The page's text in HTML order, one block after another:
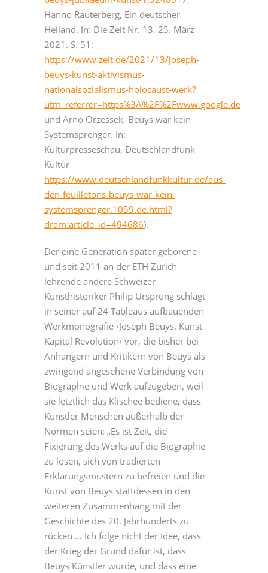
Hanno Rauterberg, Ein deutscher
Heiland. In: Die Zeit Nr. 13, 25. März
2021. S. 51:
https://www.zeit.de/2021/13/joseph-
beuys-kunst-aktivismus-
nationalsozialismus-holocaust-werk?
utm_referrer=https%3A%2F%2Fwww.google.de
und Arno Orzessek, Beuys war kein
Systemsprenger. In:
Kulturpresseschau, Deutschlandfunk
Kultur
https://www.deutschlandfunkkultur.de/aus-
den-feuilletons-beuys-war-kein-
systemsprenger.1059.de.html?
dram:article_id=494686).
Der eine Generation später geborene
und seit 2011 an der ETH Zürich
lehrende andere Schweizer
Kunsthistoriker Philip Ursprung schlägt
in seiner auf 24 Tableaus aufbauenden
Werkmonografie ›Joseph Beuys. Kunst
Kapital Revolution‹ vor, die bisher bei
Anhängern und Kritikern von Beuys als
zwingend angesehene Verbindung von
Biographie und Werk aufzugeben, weil
sie letztlich das Klischee bediene, dass
Künstler Menschen außerhalb der
Normen seien: „Es ist Zeit, die
Fixierung des Werks auf die Biographie
zu lösen, sich von tradierten
Erklärungsmustern zu befreien und die
Kunst von Beuys stattdessen in den
weiteren Zusammenhang mit der
Geschichte des 20. Jahrhunderts zu
rücken … Ich folge nicht der Idee, dass
der Krieg der Grund dafür ist, dass
Beuys Künstler wurde, und dass eine